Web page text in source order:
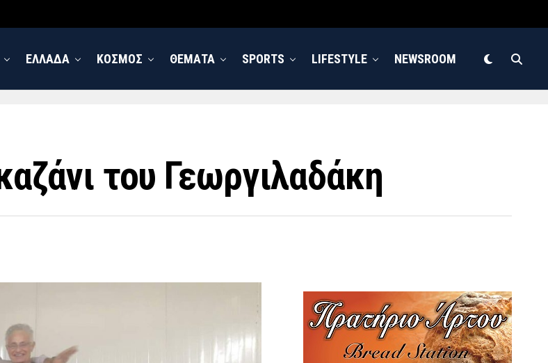
ΕΛΛΑΔΑ ΚΟΣΜΟΣ ΘΕΜΑΤΑ SPORTS LIFESTYLE NEWSROOM
του Γεωργιλαδάκη